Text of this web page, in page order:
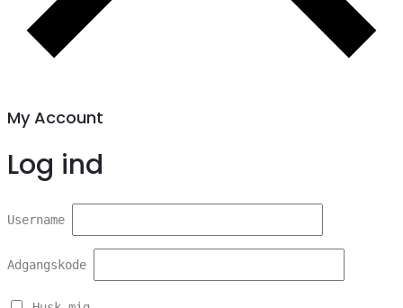
My Account
Log ind
Username
Adgangskode